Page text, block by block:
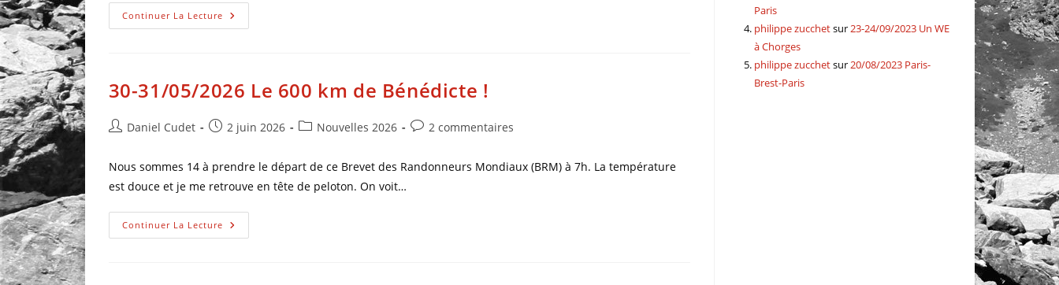
Continuer La Lecture
30-31/05/2026 Le 600 km de Bénédicte !
Daniel Cudet 2 juin 2026 Nouvelles 2026 2 commentaires
Nous sommes 14 à prendre le départ de ce Brevet des Randonneurs Mondiaux (BRM) à 7h. La température
est douce et je me retrouve en tête de peloton. On voit…
Continuer La Lecture
Paris
philippe zucchetsur23-24/09/2023 Un WE
à Chorges
philippe zucchetsur20/08/2023 Paris-
Brest-Paris